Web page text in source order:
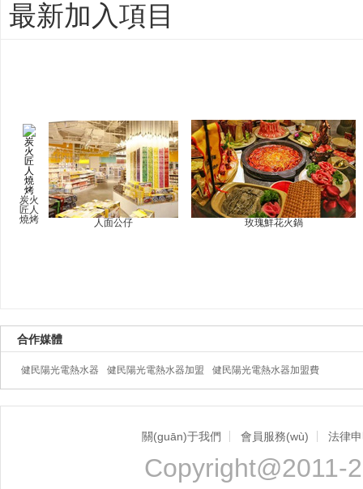
最新加入項目
炭火
匠人
燒烤
人面公仔 玫瑰鮮花火鍋
合作媒體
健民陽光電熱水器 健民陽光電熱水器加盟 健民陽光電熱水器加盟費
關(guān)于我們 會員服務(wù) 法律
Copyright@2011-